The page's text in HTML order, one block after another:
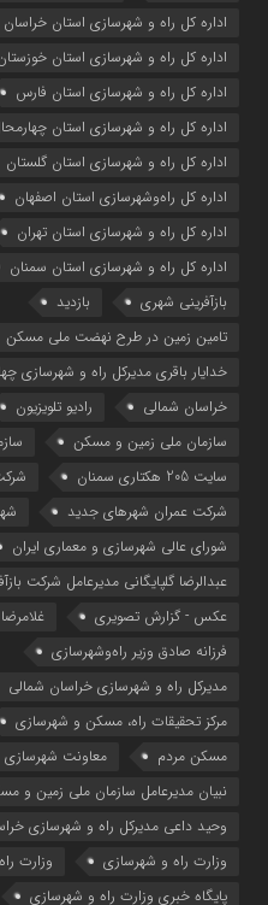
اداره كل راه و شهرسازي استان
اداره كل راه و شهرسازي استان
اداره كل راه و شهرسازي استان فارس
اداره كل راه و شهرسازي استان
اداره كل راه و شهرسازي استان گلستان
اداره كل راه‌و‌شهرسازي استان اصفهان
اداره کل راه و شهرسازی استان تهران
اداره کل راه و شهرسازی استان سمنان
بازآفرینی شهری
بازدید
تامین زمین در طرح نهضت ملی مسکن
خدایار باقری مدیرکل راه و شهرسازی
خراسان شمالی
رادیو تلویزیون
سازمان ملی زمین و مسکن
سایت 205 هکتاری سمنان
شرکت عمران شهرهای جدید
شوراي عالي شهرسازی و معماري ايران
عبدالرضا گلپایگانی مدیرعامل شرکت
عکس - گزارش تصویری
فرزانه صادق وزیر راه‌وشهرسازی
مدیرکل راه و شهرسازی خراسان شمالی
مرکز تحقیقات راه، مسکن و شهرسازی
مسکن مردم
معاونت شهرسازي
نبیان مدیرعامل سازمان ملی زمین و
وحید داعی مدیرکل راه و شهرسازی
وزارت راه و شهرسازي
وزارت
پایگاه خبری وزارت راه و شهرسازی